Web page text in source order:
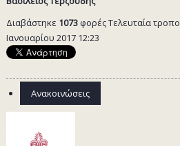
Διαβάστηκε 1073φορέςΤελευταία
Ιανουαρίου 2017 12:23
Ανακοινώσεις